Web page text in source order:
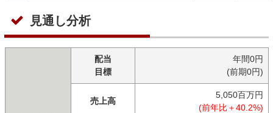
見通し分析
配当
目標
年間0円
(前期0円)
売上高
5,050百万円
(前年比＋40.2%)